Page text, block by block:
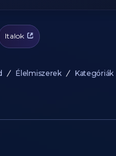
Italok
Élelmiszerek Kategóriák